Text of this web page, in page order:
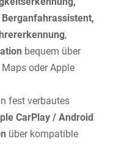
,
bequem über
oder Apple
fest verbautes
CarPlay / Android
über kompatible